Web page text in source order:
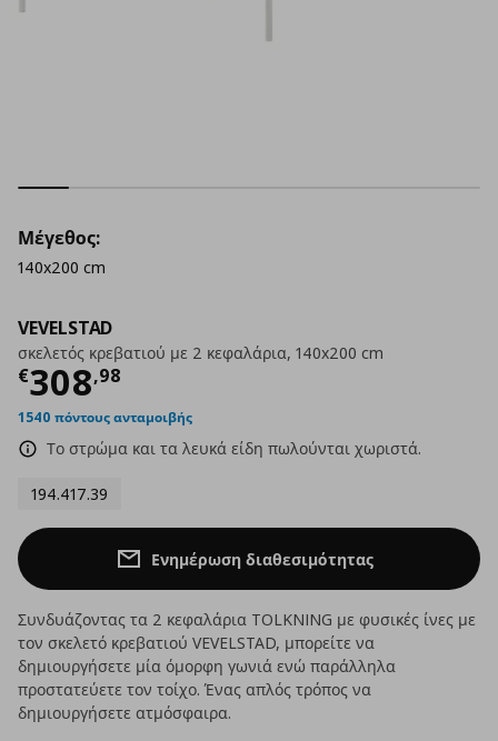
VEVELSTAD
σκελετός κρεβατιού με 2 κεφαλάρια, 140x200 cm
€308,98
Τρέχουσα τιμή
1540 πόντους ανταμοιβής
Το στρώμα και τα λευκά είδη πωλούνται χωριστά.
194.417.39
Μέγεθος:
140x200 cm
Ενημέρωση διαθεσιμότητας
Συνδυάζοντας τα 2 κεφαλάρια TOLKNING με φυσικές ίνες με
τον σκελετό κρεβατιού VEVELSTAD, μπορείτε να
δημιουργήσετε μία όμορφη γωνιά ενώ παράλληλα
προστατεύετε τον τοίχο. Ένας απλός τρόπος να
δημιουργήσετε ατμόσφαιρα.